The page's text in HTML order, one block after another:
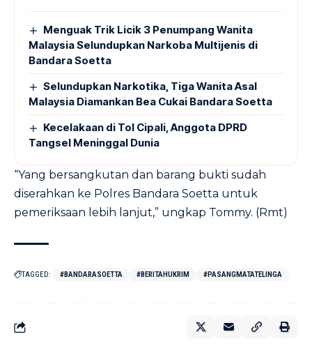
Menguak Trik Licik 3 Penumpang Wanita
Malaysia Selundupkan Narkoba Multijenis di
Bandara Soetta
Selundupkan Narkotika, Tiga Wanita Asal
Malaysia Diamankan Bea Cukai Bandara Soetta
Kecelakaan di Tol Cipali, Anggota DPRD
Tangsel Meninggal Dunia
“Yang bersangkutan dan barang bukti sudah
diserahkan ke Polres Bandara Soetta untuk
pemeriksaan lebih lanjut,” ungkap Tommy. (Rmt)
TAGGED: #BANDARASOETTA #BERITAHUKRIM #PASANGMATATELINGA